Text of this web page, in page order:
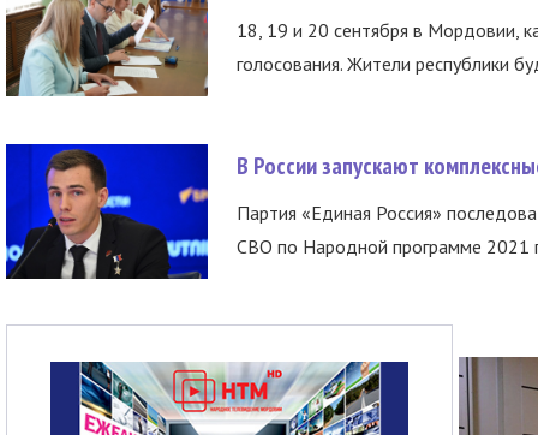
18, 19 и 20 сентября в Мордовии,
голосования. Жители республики
В России запускают
Партия «Единая Россия»
СВО по Народной программе 2021